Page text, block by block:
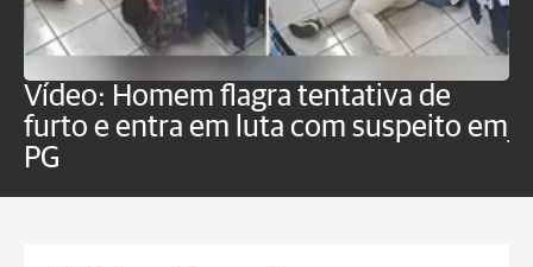
Vídeo: Homem flagra tentativa de
furto e entra em luta com suspeito em
PG